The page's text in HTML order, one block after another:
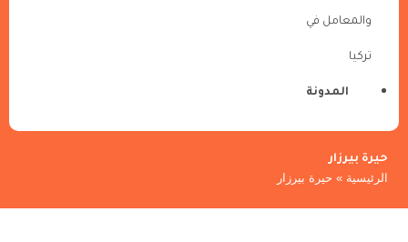
والمعامل في
تركيا
المدونة
حيرة بيرزار
الرئيسية » حيرة بيرزار